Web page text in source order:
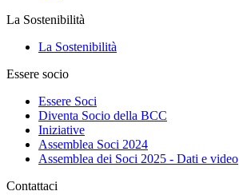
La Sostenibilità
La Sostenibilità
Essere socio
Essere Soci
Diventa Socio della BCC
Iniziative
Assemblea Soci 2024
Assemblea dei Soci 2025 - Dati e video
Contattaci